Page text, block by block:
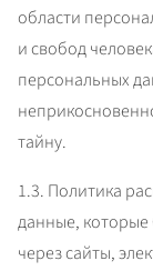
области
и свобод
персональных
тайну.
1.3. Политика
данные, которые
через сайты,